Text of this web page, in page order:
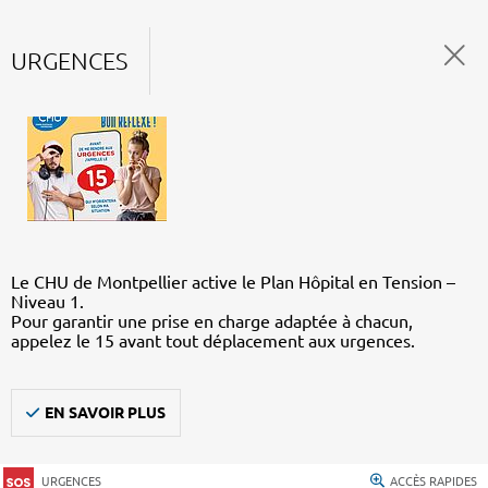
URGENCES
Le CHU de Montpellier active le Plan Hôpital en Tension –
Niveau 1.
Pour garantir une prise en charge adaptée à chacun,
appelez le 15 avant tout déplacement aux urgences.
EN SAVOIR PLUS
URGENCES ACCÈS RAPIDES